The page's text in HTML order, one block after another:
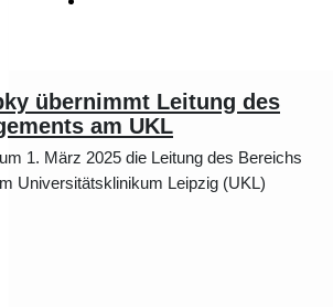
übernimmt Leitung des
am UKL
1. März 2025 die Leitung des Bereichs
Universitätsklinikum Leipzig (UKL)